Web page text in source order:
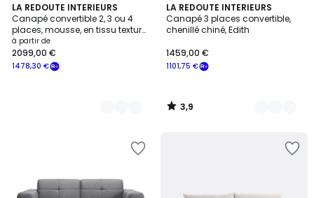
LA REDOUTE INTERIEURS
Canapé convertible 2, 3 ou 4
places, mousse, en tissu texturé
chiné, TIMOR
à partir de
1478,30 €
2099,00 €
3
Couleurs
LA REDOUTE INTERIEURS
Canapé 3 places convertible,
chenillé chiné, Edith
1101,75 €
1459,00 €
3,9
/ 5
4
Couleurs
3,9
/